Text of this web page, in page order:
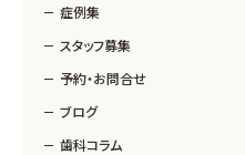
症例集
スタッフ募集
予約・お問合せ
ブログ
歯科コラム